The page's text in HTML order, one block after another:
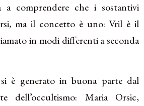
a comprendere che i sostantivi
ma il concetto è uno: Vril è il
in modi differenti a seconda
è generato in buona parte dal
dell’occultismo: Maria Orsic,